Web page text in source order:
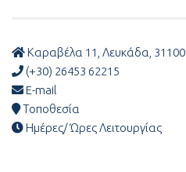
Καραβέλα 11, Λευκάδα, 31100
(+30) 26453 62215
E-mail
Τοποθεσία
Ημέρες/ Ώρες Λειτουργίας